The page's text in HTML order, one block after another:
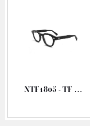
NTF1805 - TF OCCHIALI ACETATO VISTA